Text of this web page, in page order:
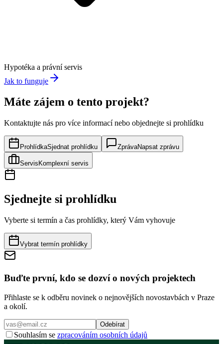
Hypotéka a právní servis
Jak to funguje
Máte zájem o tento projekt?
Kontaktujte nás pro více informací nebo objednejte si prohlídku
ProhlídkaSjednat prohlídku ZprávaNapsat zprávu
Servis Komplexní servis
Sjednejte si prohlídku
Vyberte si termín a čas prohlídky, který Vám vyhovuje
Vybrat termín prohlídky
Buďte první, kdo se dozví o nových projektech
Přihlaste se k odběru novinek o nejnovějších novostavbách v Praze
a okolí.
Odebírat
Souhlasím se zpracováním osobních údajů